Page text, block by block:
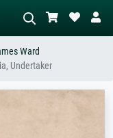
scena – es. prato verde,
molto rosso, dipinto a
nudo in piedi vicino a un
Ward
Undertaker